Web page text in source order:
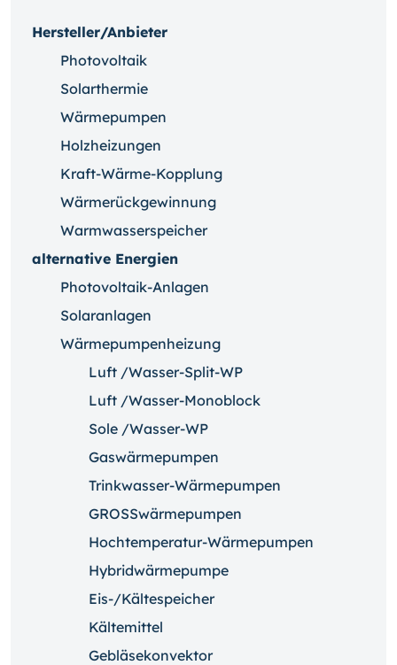
Hersteller/Anbieter
Photovoltaik
Solarthermie
Wärmepumpen
Holzheizungen
Kraft-Wärme-Kopplung
Wärmerückgewinnung
Warmwasserspeicher
alternative Energien
Photovoltaik-Anlagen
Solaranlagen
Wärmepumpenheizung
Luft /Wasser-Split-WP
Luft /Wasser-Monoblock
Sole /Wasser-WP
Gaswärmepumpen
Trinkwasser-Wärmepumpen
GROSSwärmepumpen
Hochtemperatur-Wärmepumpen
Hybridwärmepumpe
Eis-/Kältespeicher
Kältemittel
Gebläsekonvektor